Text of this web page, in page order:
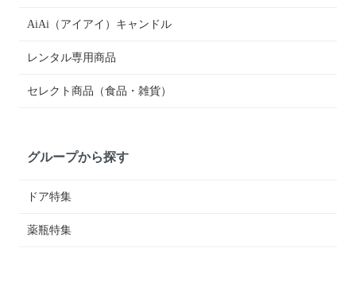
AiAi（アイアイ）キャンドル
レンタル専用商品
セレクト商品（食品・雑貨）
グループから探す
ドア特集
薬瓶特集